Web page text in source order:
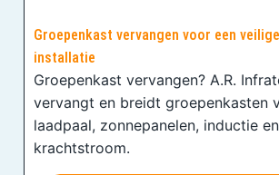
Groepenkast vervangen voor een
installatie
Groepenkast vervangen? A.R.
vervangt en breidt groepenkasten
laadpaal, zonnepanelen, inductie en
krachtstroom.